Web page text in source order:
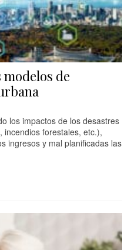
de
los impactos de los desastres
incendios forestales, etc.),
ingresos y mal planificadas las